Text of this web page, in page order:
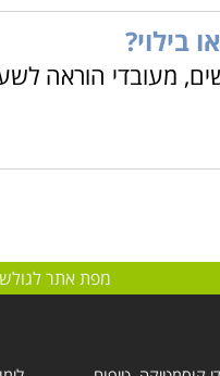
בילוי?
מעובדי הוראה
מפת אתר לגולש